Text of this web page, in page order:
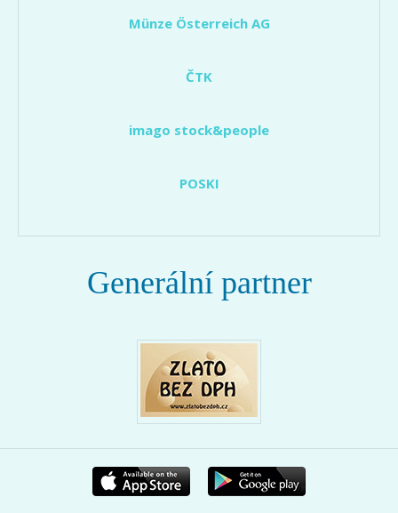
Münze Österreich AG
ČTK
imago stock&people
POSKI
Generální partner